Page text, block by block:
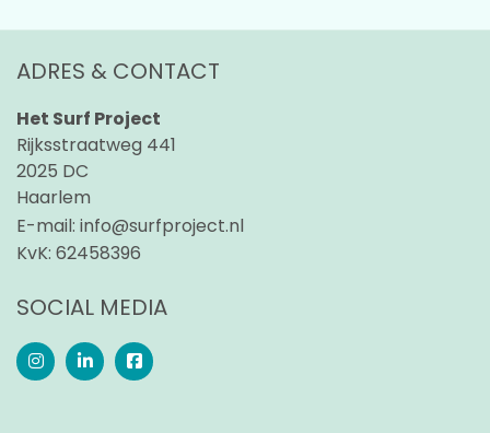
ADRES & CONTACT
Het Surf Project
Rijksstraatweg 441
2025 DC
Haarlem
E-mail: info@surfproject.nl
KvK: 62458396
SOCIAL MEDIA